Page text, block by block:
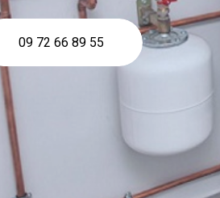
09 72 66 89 55